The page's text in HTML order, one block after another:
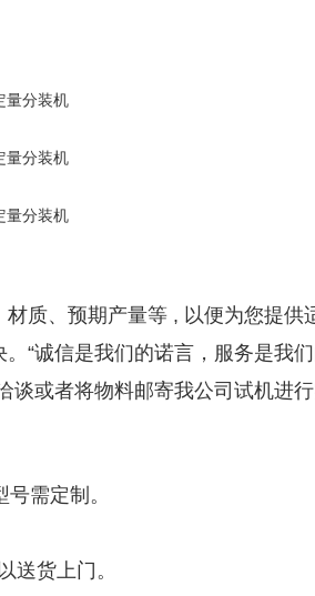
质、预期产量等 , 以便为您提供
“诚信是我们的诺言，服务是我
或者将物料邮寄我公司试机进行
需定制。
送货上门。